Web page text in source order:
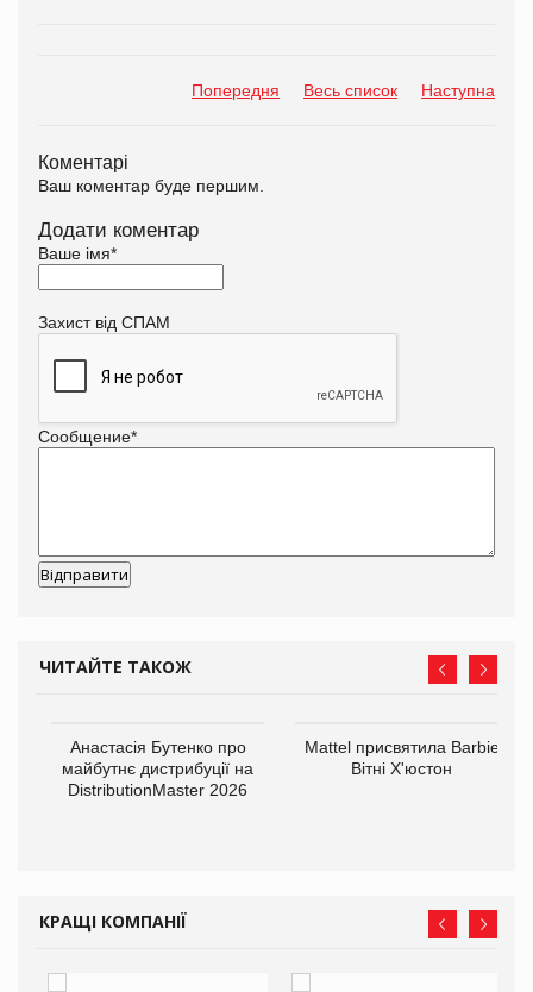
Попередня Весь список Наступна
Коментарі
Ваш коментар буде першим.
Додати коментар
Ваше імя*
Захист від СПАМ
Сообщение*
ЧИТАЙТЕ ТАКОЖ
Анастасія Бутенко про
майбутнє дистрибуції на
DistributionMaster 2026
Mattel присвятила Barbie
Вітні Х'юстон
КРАЩІ КОМПАНІЇ